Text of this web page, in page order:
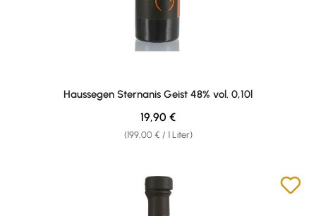
Haussegen Sternanis Geist 48% vol. 0,10l
(199,00 € / 1 Liter)
Regulärer Preis:
19,90 €